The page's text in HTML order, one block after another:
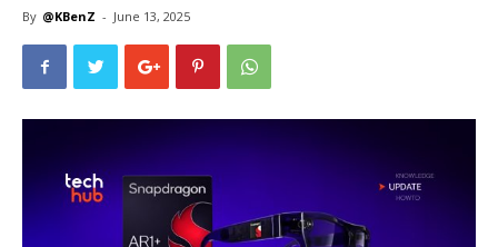
By @KBenZ - June 13, 2025